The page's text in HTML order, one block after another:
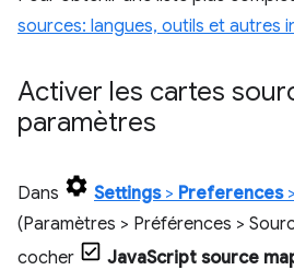
sources: langues, outils et autres
Activer les cartes
paramètres
Dans Settings> Preferences>
(Paramètres > Préférences >
cocher
JavaScript source